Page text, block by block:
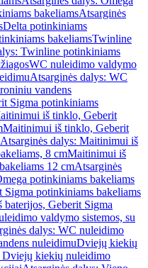
bakeliamsAtsarginės
Delta potinkiniams
bakeliamsTwinline
Twinline potinkiniams
WC nuleidimo valdymo
Atsarginės dalys: WC
vandens
Sigma potinkiniams
iš tinklo, Geberit
Maitinimui iš tinklo, Geberit
Atsarginės dalys: Maitinimui iš
8 cmMaitinimui iš
12 cmAtsarginės
potinkiniams bakeliams
potinkiniams bakeliams
Geberit Sigma
valdymo sistemos, su
dalys: WC nuleidimo
nuleidimuDviejų kiekių
Dviejų kiekių nuleidimo